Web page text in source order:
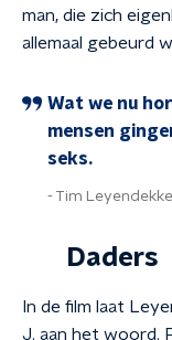
man, die zich
allemaal gebeurd
Wat we nu
mensen
seks.
Tim
Daders
In de film laat
J. aan het woord.